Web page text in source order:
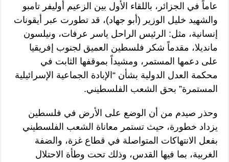
عاماً في الجزائر، باللقاء الأول بين الزعيم أوليفر تامبو
والشهيد خليل الوزير (أبو جهاد)، قد تطورت عبر أيقونات
إنسانية، مثل: الرئيس الراحل ياسر عرفات، ونيلسون
مانديلا، مقدماً شكر فلسطين العميق لجنوب إفريقيا
على دعمها المستمر، ومشيداً بموقفها الثابت في
محكمة العدل الدولية بشأن “الإبادة الجماعية الإسرائيلية
المستمرة” بحق الشعب الفلسطيني.
وحذر صيدم من أن الوضع على الأرض في فلسطين
يزداد خطورة، حيث تستمر معاناة الشعب الفلسطيني
بفعل الانتهاكات المتواصلة في قطاع غزة، والضفة
الغربية، بما فيها القدس، وذلك تحت وطأة الاحتلال